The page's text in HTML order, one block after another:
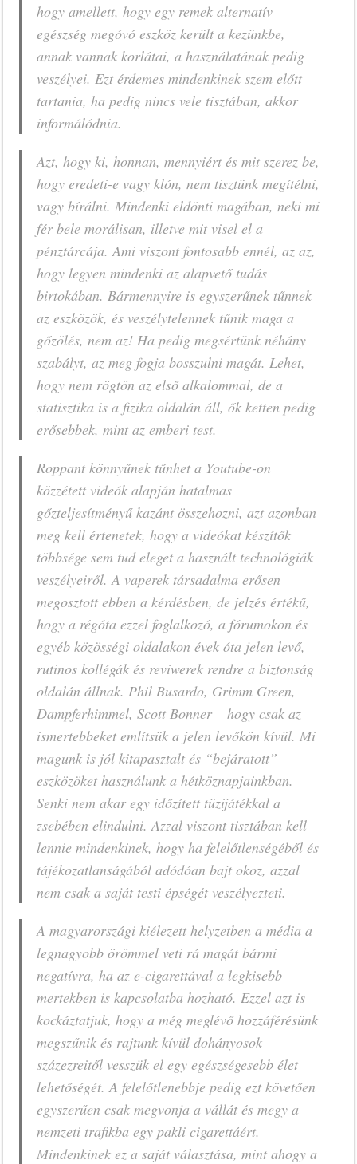
hogy amellett, hogy egy remek alternatív
egészség megóvó eszköz került a kezünkbe,
annak vannak korlátai, a használatának pedig
veszélyei. Ezt érdemes mindenkinek szem előtt
tartania, ha pedig nincs vele tisztában, akkor
informálódnia.
Azt, hogy ki, honnan, mennyiért és mit szerez be,
hogy eredeti-e vagy klón, nem tisztünk megítélni,
vagy bírálni. Mindenki eldönti magában, neki mi
fér bele morálisan, illetve mit visel el a
pénztárcája. Ami viszont fontosabb ennél, az az,
hogy legyen mindenki az alapvető tudás
birtokában. Bármennyire is egyszerűnek tűnnek
az eszközök, és veszélytelennek tűnik maga a
gőzölés, nem az! Ha pedig megsértünk néhány
szabályt, az meg fogja bosszulni magát. Lehet,
hogy nem rögtön az első alkalommal, de a
statisztika is a fizika oldalán áll, ők ketten pedig
erősebbek, mint az emberi test.
Roppant könnyűnek tűnhet a Youtube-on
közzétett videók alapján hatalmas
gőzteljesítményű kazánt összehozni, azt azonban
meg kell értenetek, hogy a videókat készítők
többsége sem tud eleget a használt technológiák
veszélyeiről. A vaperek társadalma erősen
megosztott ebben a kérdésben, de jelzés értékű,
hogy a régóta ezzel foglalkozó, a fórumokon és
egyéb közösségi oldalakon évek óta jelen levő,
rutinos kollégák és reviwerek rendre a biztonság
oldalán állnak. Phil Busardo, Grimm Green,
Dampferhimmel, Scott Bonner – hogy csak az
ismertebbeket említsük a jelen levőkön kívül. Mi
magunk is jól kitapasztalt és “bejáratott”
eszközöket használunk a hétköznapjainkban.
Senki nem akar egy időzített tüzijátékkal a
zsebében elindulni. Azzal viszont tisztában kell
lennie mindenkinek, hogy ha felelőtlenségéből és
tájékozatlanságából adódóan bajt okoz, azzal
nem csak a saját testi épségét veszélyezteti.
A magyarországi kiélezett helyzetben a média a
legnagyobb örömmel veti rá magát bármi
negatívra, ha az e-cigarettával a legkisebb
mertekben is kapcsolatba hozható. Ezzel azt is
kockáztatjuk, hogy a még meglévő hozzáférésünk
megszűnik és rajtunk kívül dohányosok
százezreitől vesszük el egy egészségesebb élet
lehetőségét. A felelőtlenebbje pedig ezt követően
egyszerűen csak megvonja a vállát és megy a
nemzeti trafikba egy pakli cigarettáért.
Mindenkinek ez a saját választása, mint ahogy a